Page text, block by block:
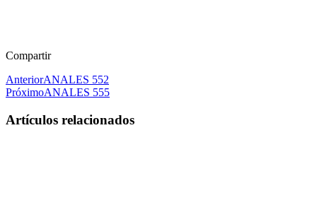
Compartir
AnteriorANALES 552
PróximoANALES 555
Artículos relacionados